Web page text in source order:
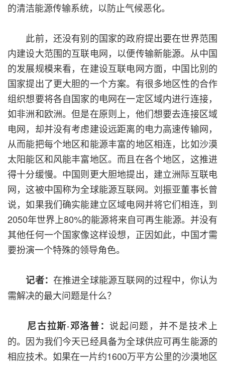
的清洁能源传输系统，以防止气候恶化。
此前，还没有别的国家的政府提出要在世界范围
内建设大范围的互联电网，以便传输新能源。从中国
的发展规模来看，在建设互联电网方面，中国比别的
国家提出了更大胆的一个方案。有很多地区性的合作
组织想要将各自国家的电网在一定区域内进行连接，
如非洲和欧洲。但是在原则上，他们想要去连接区域
电网，却并没有考虑建设远距离的电力高速传输网，
从而能把每个地区和能源丰富的地区相连，比如沙漠
太阳能区和风能丰富地区。而且在各个地区，这推进
得十分缓慢。中国则更大胆地提出，建立洲际互联电
网，这被中国称为全球能源互联网。刘振亚董事长曾
说，如果我们确实能建立区域电网并将它们相连，到
2050年世界上80%的能源将来自可再生能源。并没有
其他任何一个国家像这样设想，正因如此，中国才需
要扮演一个特殊的领导角色。
记者： 在推进全球能源互联网的过程中，你认为
需解决的最大问题是什么？
尼古拉斯·邓洛普：说起问题，并不是技术上
的。因为我们今天已经具备为全球供应可再生能源的
相应技术。如果在一片约1600万平方公里的沙漠地区